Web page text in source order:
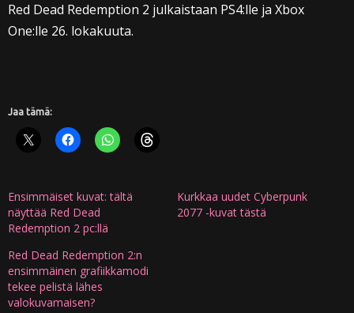
Red Dead Redemption 2 julkaistaan PS4:lle ja Xbox
One:lle 26. lokakuuta.
Jaa tämä:
Ensimmäiset kuvat: tältä
näyttää Red Dead
Redemption 2 pc:llä
Kurkkaa uudet Cyberpunk
2077 -kuvat tästä
Red Dead Redemption 2:n
ensimmäinen grafiikkamodi
tekee pelistä lähes
valokuvamaisen?